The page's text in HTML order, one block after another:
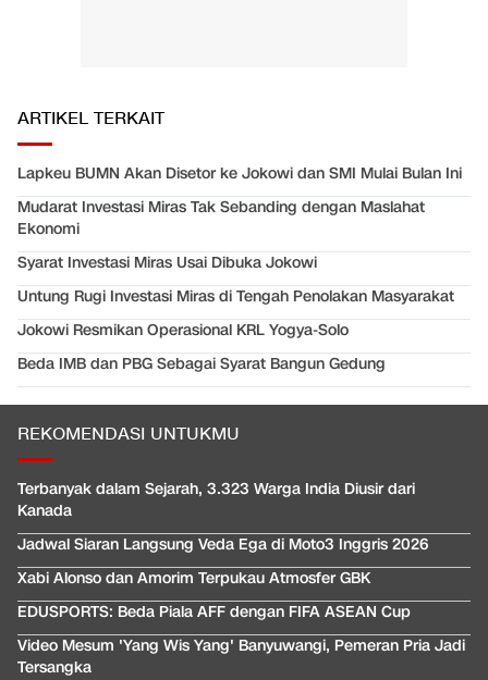
ARTIKEL TERKAIT
Lapkeu BUMN Akan Disetor ke Jokowi dan SMI Mulai Bulan Ini
Mudarat Investasi Miras Tak Sebanding dengan Maslahat
Ekonomi
Syarat Investasi Miras Usai Dibuka Jokowi
Untung Rugi Investasi Miras di Tengah Penolakan Masyarakat
Jokowi Resmikan Operasional KRL Yogya-Solo
Beda IMB dan PBG Sebagai Syarat Bangun Gedung
REKOMENDASI UNTUKMU
Terbanyak dalam Sejarah, 3.323 Warga India Diusir dari
Kanada
Jadwal Siaran Langsung Veda Ega di Moto3 Inggris 2026
Xabi Alonso dan Amorim Terpukau Atmosfer GBK
EDUSPORTS: Beda Piala AFF dengan FIFA ASEAN Cup
Video Mesum 'Yang Wis Yang' Banyuwangi, Pemeran Pria Jadi
Tersangka